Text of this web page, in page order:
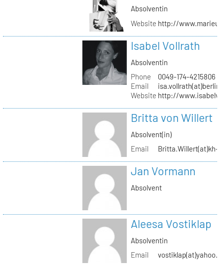
Absolventin
Website http://
Isabel Vollrath
Absolventin
Phone
0049-174-4215806
Email
Website http://
Britta von Willert
Absolvent(in)
Email
Britta.Willert(at)kh-
Jan Vormann
Absolvent
Aleesa Vostiklap
Absolventin
Email